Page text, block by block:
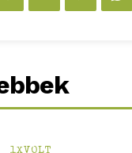
1XVOLT